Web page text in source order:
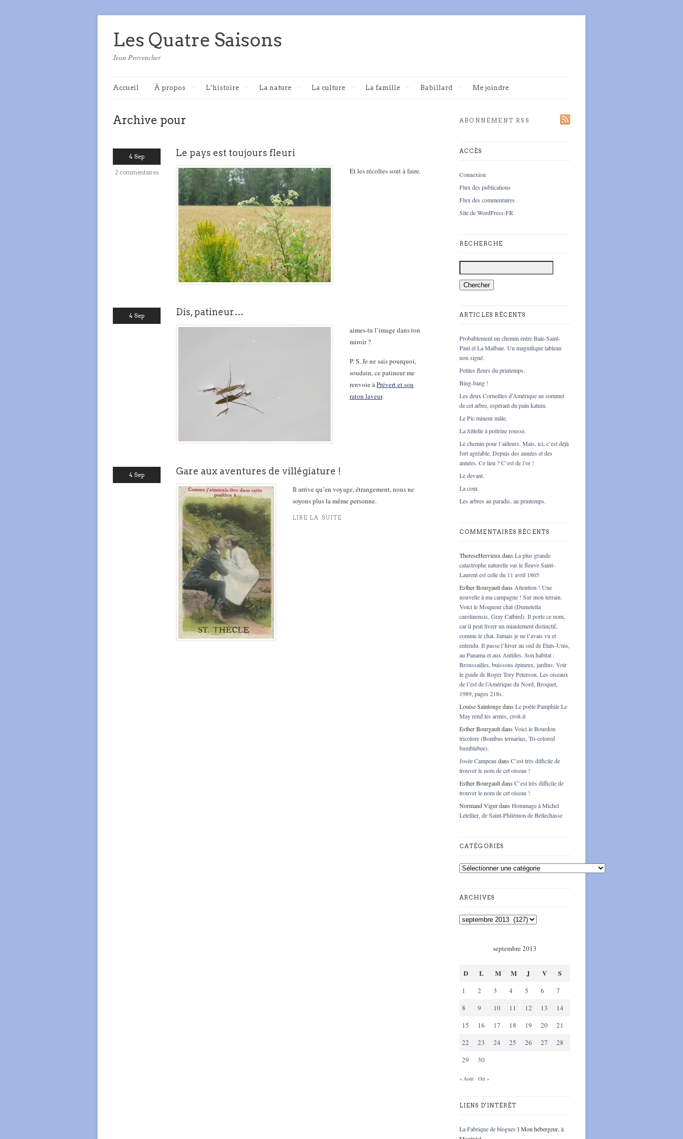
Les Quatre Saisons
Jean Provencher
Accueil À propos L’histoire La nature La culture La famille Babillard Me joindre
Archive pour
4 Sep
2 commentaires
Le pays est toujours fleuri
Et les récoltes sont à faire.
4 Sep Dis, patineur…
aimes-tu l’image dans ton
miroir ?
P. S. Je ne sais pourquoi,
soudain, ce patineur me
renvoie àPrévert et son
raton laveur.
4 Sep Gare aux aventures de villégiature !
Il arrive qu’en voyage, étrangement, nous ne
soyons plus la même personne.
LIRE LA SUITE
ABONNEMENT RSS
ACCÈS
Connexion
Flux des publications
Flux des commentaires
Site de WordPress-FR
RECHERCHE
ARTICLES RÉCENTS
Probablement un chemin entre Baie-Saint-
Paul et La Malbaie. Un magnifique tableau
non signé.
Petites fleurs du printemps.
Bing-bang !
Les deux Corneilles d’Amérique au sommet
de cet arbre, espérant du pain katum.
Le Pic mineur mâle.
La Sittelle à poitrine rousse.
Le chemin pour l’ailleurs. Mais, ici, c’est déjà
fort agréable. Depuis des années et des
années. Ce lieu ? C’est de l’or !
Le devant.
La cour.
Les arbres au paradis, au printemps.
COMMENTAIRES RÉCENTS
ThereseHervieux dans La plus grande
catastrophe naturelle sur le fleuve Saint-
Laurent est celle du 11 avril 1865
Esther Bourgaultdans Attention ! Une
nouvelle à ma campagne ! Sur mon terrain.
Voici le Moqueur chat (Dumetella
carolinensis, Gray Catbird). Il porte ce nom,
car il peut livrer un miaulement distinctif,
comme le chat. Jamais je ne l’avais vu et
entendu. Il passe l’hiver au sud de États-Unis,
au Panama et aux Antilles. Son habitat :
Broussailles, buissons épineux, jardins. Voir
le guide de Roger Tory Peterson, Les oiseaux
de l’est de l’Amérique du Nord, Broquet,
1989, pages 218s.
Louise Saintongedans Le poète Pamphile Le
May rend les armes, croit-il
Esther Bourgaultdans Voici le Bourdon
tricolore (Bombus ternarius, Tri-colored
bumblebee).
Josée Campeau dans C’est très difficile de
trouver le nom de cet oiseau !
Esther Bourgaultdans C’est très difficile de
trouver le nom de cet oiseau !
Normand Vigerdans Hommage à Michel
Letellier, de Saint-Philémon de Bellechasse
CATÉGORIES
ARCHIVES
septembre 2013
D L M M J V S
1 2 3 4 5 6
7
8
9 10 11 12 13
14
15
16 17 18 19 20
21
22
23 24 25 26 27
28
29
30
« Août Oct »
LIENS D'INTÉRÊT
La Fabrique de blogues IMon hébergeur, à